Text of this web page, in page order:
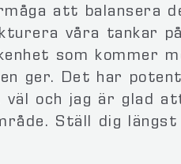
att balansera
våra tankar
som kommer
ger. Det har
väl och jag är glad
Ställ dig